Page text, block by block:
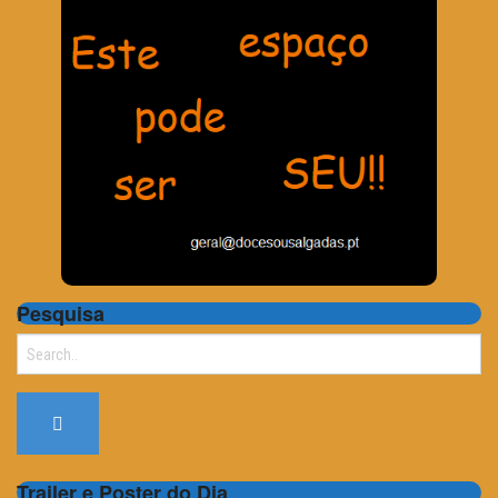
Pesquisa
Search
Trailer e Poster do Dia